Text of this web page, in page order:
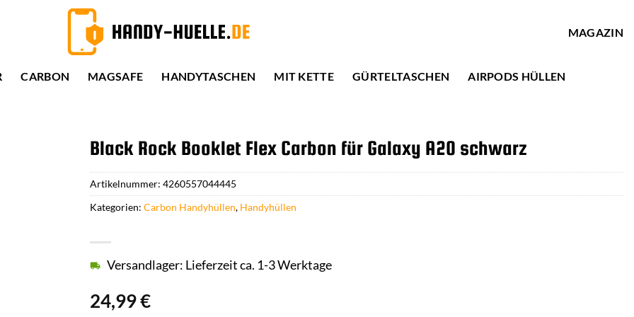
MAGAZIN
CARBON MAGSAFE HANDYTASCHEN MIT KETTE GÜRTELTASCHEN AIRPODS HÜLLEN
Black Rock Booklet Flex Carbon für Galaxy A20 schwarz
24,99€
Versandlager: Lieferzeit ca. 1-3 Werktage
Artikelnummer: 4260557044445
Kategorien: Carbon Handyhüllen, Handyhüllen